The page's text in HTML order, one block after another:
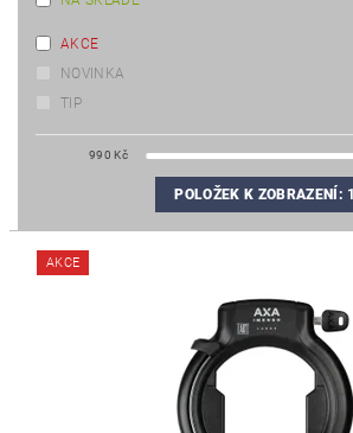
AKCE
NOVINKA
TIP
990 Kč
POLOŽEK K ZOBRAZENÍ: 1
AKCE